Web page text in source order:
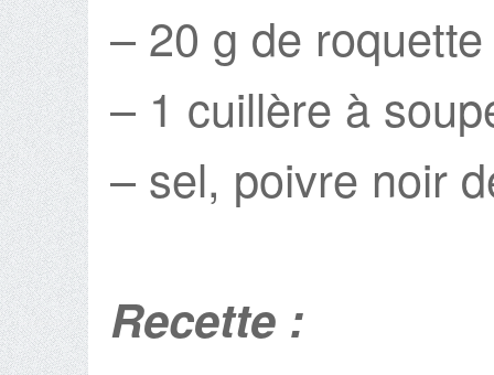
– 20 g de roquette
– 1 cuillère à
– sel, poivre noir
Recette :